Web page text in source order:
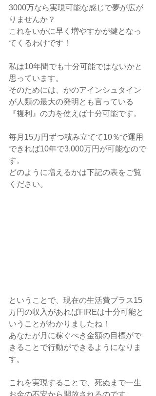
3000万なら実現可能な感じで夢が広が
りませんか？
これをいかに早く増やすかが鍵となっ
てくるわけです！
私は10年間でも十分可能ではないかと
思っています。
そのためには、かのアインシュタイン
が人類の最大の発明とも言っている
『複利』の力を使えば十分可能です。
毎月15万円ずつ積み立てて10％で運用
できれば10年で3,000万円が可能なので
す。
どのように増えるかは下記の表をご覧
ください。
ということで、現在の生活費プラス15
万円の収入があればFIREは十分可能と
いうことがわかりましたね！
あなたが月に稼ぐべき金額の目標がで
きることで行動ができるようになりま
す。
これを実現することで、死ぬまで一生
お金の不安から開放されるのです。